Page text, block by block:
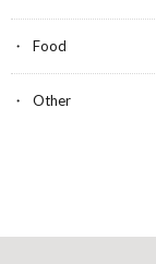
Food
Other